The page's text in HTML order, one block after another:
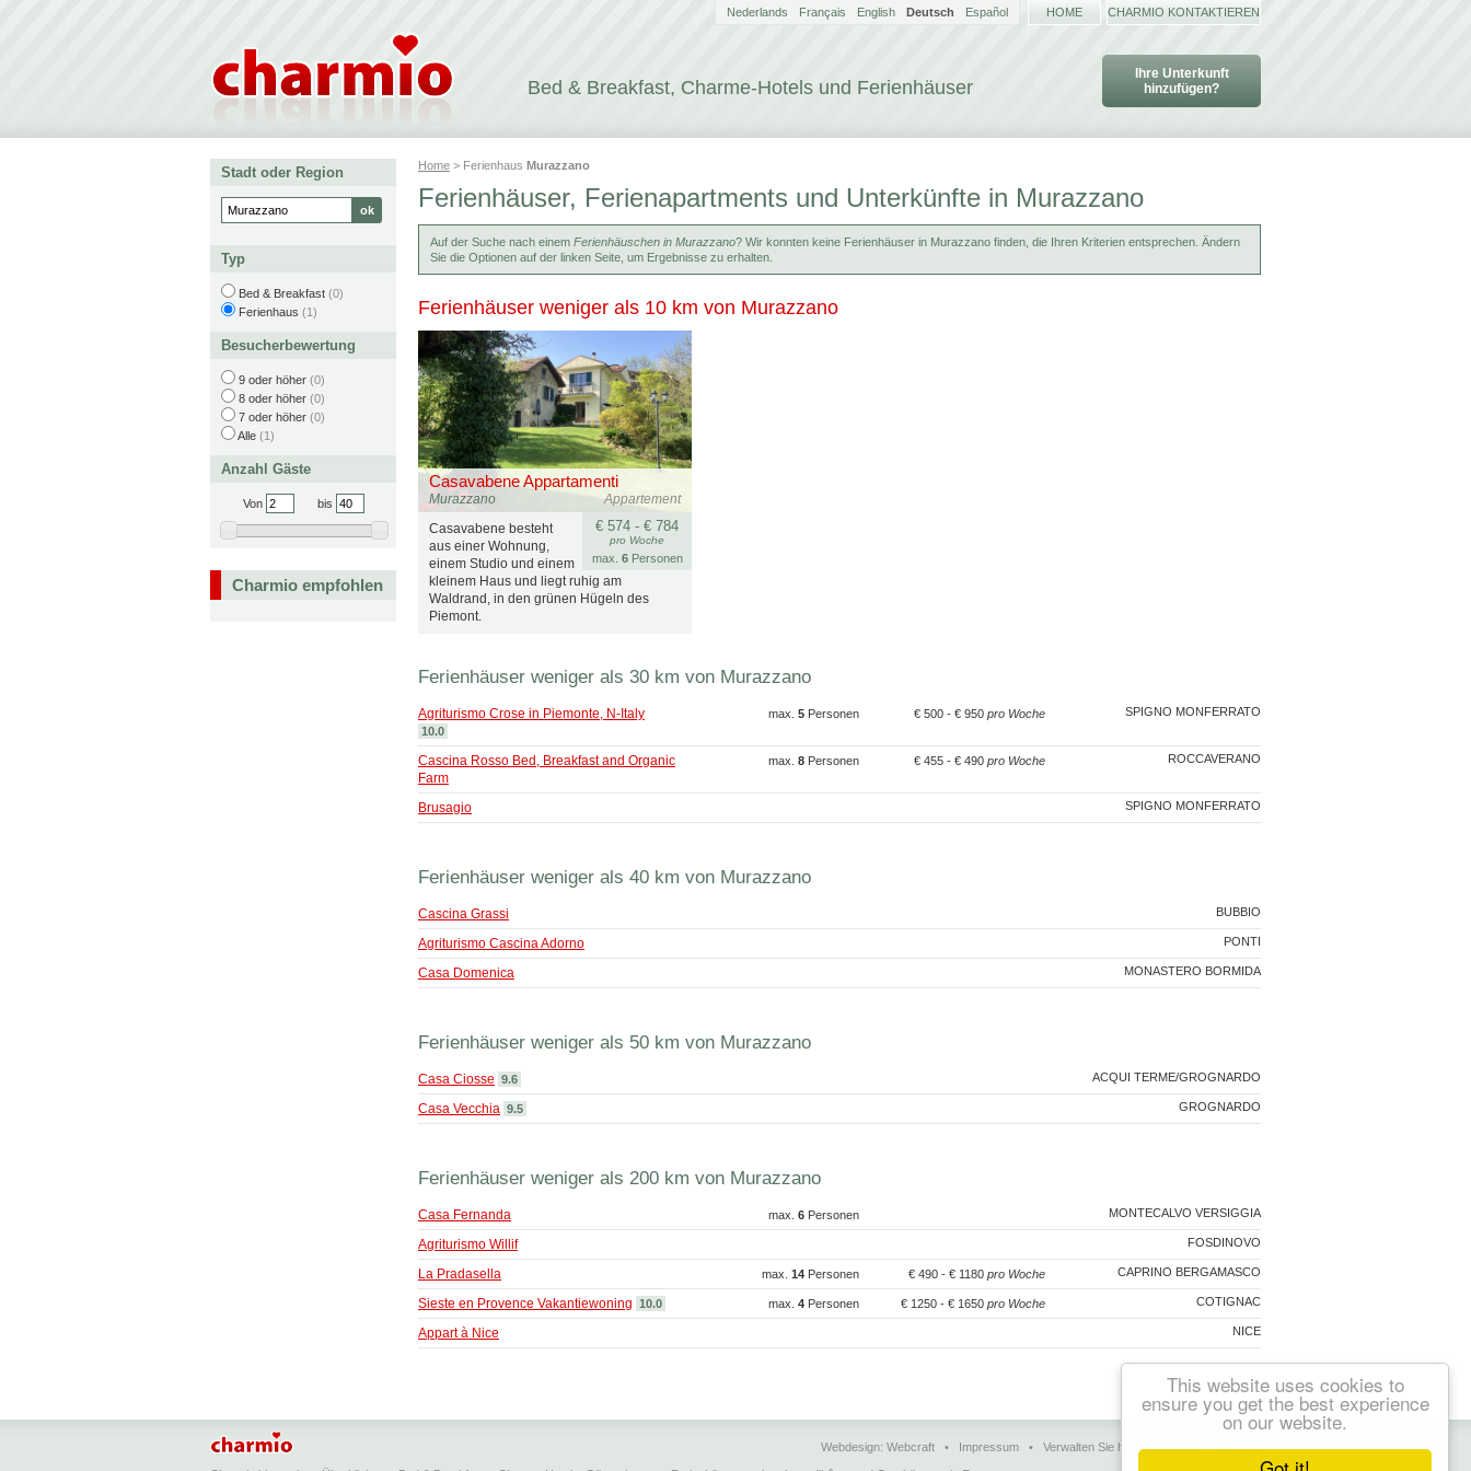
This website uses cookies to
ensure you get the best experience
on our website.
Bed & Breakfast, Charme-Hotels und Ferienhäuser
Ihre Unterkunft
hinzufügen?
Nederlands Français English Deutsch Español HOME CHARMIO KONTAKTIEREN
Home > Ferienhaus Murazzano
Ferienhäuser, Ferienapartments und Unterkünfte in Murazzano
Auf der Suche nach einem Ferienhäuschen in Murazzano? Wir konnten keine Ferienhäuser in Murazzano finden, die Ihren Kriterien entsprechen. Ändern
Sie die Optionen auf der linken Seite, um Ergebnisse zu erhalten.
Ferienhäuser weniger als 10 km von Murazzano
Casavabene Appartamenti
Appartement
Murazzano
€ 574 - € 784
pro Woche
max. 6Personen
Casavabene besteht
aus einer Wohnung,
einem Studio und einem
kleinem Haus und liegt ruhig am
Waldrand, in den grünen Hügeln des
Piemont.
Ferienhäuser weniger als 30 km von Murazzano
SPIGNO MONFERRATO
Agriturismo Crose in Piemonte, N-Italy
10.0
€ 500 - € 950 pro Woche
max. 5 Personen
ROCCAVERANO
Cascina Rosso Bed, Breakfast and Organic
Farm
€ 455 - € 490 pro Woche
max. 8 Personen
SPIGNO MONFERRATO
Brusagio
Ferienhäuser weniger als 40 km von Murazzano
BUBBIO
Cascina Grassi
PONTI
Agriturismo Cascina Adorno
MONASTERO BORMIDA
Casa Domenica
Ferienhäuser weniger als 50 km von Murazzano
ACQUI TERME/GROGNARDO
Casa Ciosse 9.6
GROGNARDO
Casa Vecchia 9.5
Ferienhäuser weniger als 200 km von Murazzano
MONTECALVO VERSIGGIA
Casa Fernanda max. 6 Personen
FOSDINOVO
Agriturismo Willif
CAPRINO BERGAMASCO
La Pradasella € 490 - € 1180 pro Woche
max. 14 Personen
COTIGNAC
Sieste en Provence Vakantiewoning 10.0 € 1250 - € 1650 pro Woche
max. 4 Personen
NICE
Appart à Nice
Stadt oder Region
Typ
Bed & Breakfast (0)
Ferienhaus (1)
Besucherbewertung
9 oder höher (0)
8 oder höher (0)
7 oder höher (0)
Alle (1)
Anzahl Gäste
Von bis
Charmio empfohlen
Webdesign: Webcraft • Impressum • Verwalten Sie hier Ihre Daten•Kontakt